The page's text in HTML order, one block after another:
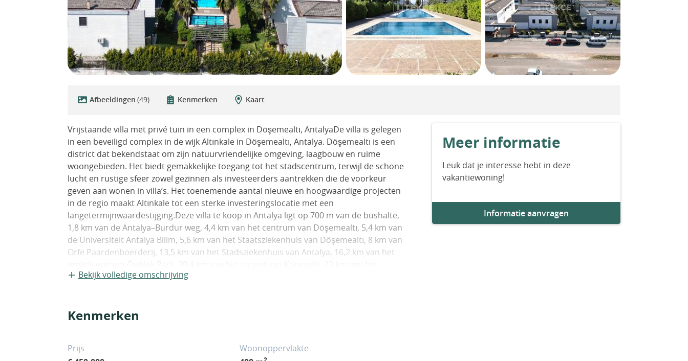
Afbeeldingen (49) Kenmerken Kaart
Vrijstaande villa met privé tuin in een complex in Döşemealtı, AntalyaDe villa is gelegen
in een beveiligd complex in de wijk Altınkale in Döşemealtı, Antalya. Döşemealtı is een
district dat bekendstaat om zijn natuurvriendelijke omgeving, laagbouw en ruime
woongebieden. Het biedt gemakkelijke toegang tot het stadscentrum, terwijl de schone
lucht en rustige sfeer zowel gezinnen als investeerders aantrekken die de voorkeur
geven aan wonen in villa’s. Het toenemende aantal nieuwe en hoogwaardige projecten
in de regio maakt Altınkale tot een sterke investeringslocatie met een
langetermijnwaardestijging.Deze villa te koop in Antalya ligt op 700 m van de bushalte,
1,8 km van de Antalya–Burdur weg, 4,4 km van het centrum van Döşemealtı, 5,4 km van
de Universiteit Antalya Bilim, 5,6 km van het Staatsziekenhuis van Döşemealtı, 8 km van
Orfe Paardenboerderij, 13,5 km van het Stadsziekenhuis van Antalya, 16,2 km van het
winkelcentrum MarkAntalya, 23,6 km van Kaleiçi en 32 km van de luchthaven van
villa bestaat uit een woonkamer, een aparte keuken, vijf slaapkamers, twee badkamers
automatische rolluiken, een VRF-airconditioningsysteem in de woonkamer, Mitsubishi
Bekijk volledige omschrijving
Kenmerken
Prijs
Woonoppervlakte
Meer informatie
Leuk dat je interesse hebt in deze
vakantiewoning!
Informatie aanvragen